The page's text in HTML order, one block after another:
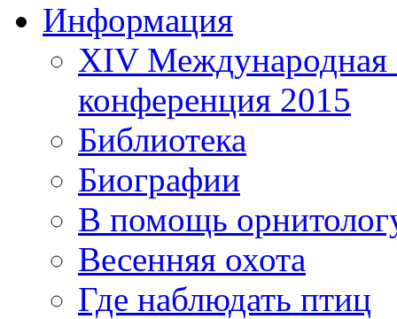
Информация
XIV Международная
конференция 2015
Библиотека
Биографии
В помощь
Весенняя охота
Где наблюдать птиц